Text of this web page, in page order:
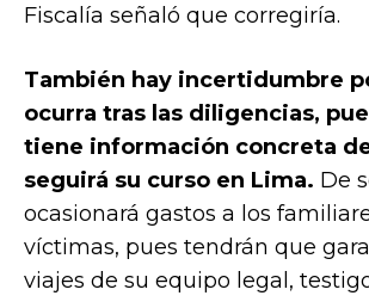
Fiscalía señaló que corregiría.
También hay incertidumbre
ocurra tras las diligencias,
tiene información concreta
seguirá su curso en Lima. De
ocasionará gastos a los
víctimas, pues tendrán que
viajes de su equipo legal,